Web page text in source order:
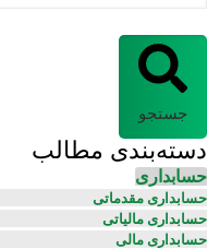
جستجو
دسته‌بندی مطالب
حسابداری
حسابداری مقدماتی
حسابداری مالیاتی
حسابداری مالی